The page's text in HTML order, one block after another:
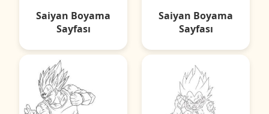
Saiyan Boyama
Sayfası
Saiyan Boyama
Sayfası